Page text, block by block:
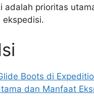
adalah prioritas
ekspedisi.
Boots di
dan Manfaat